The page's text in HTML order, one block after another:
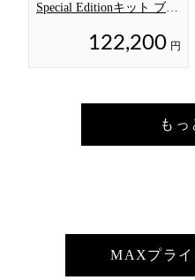
Special Editionキット ブラ
122,200 円
もっ
MAXプラ